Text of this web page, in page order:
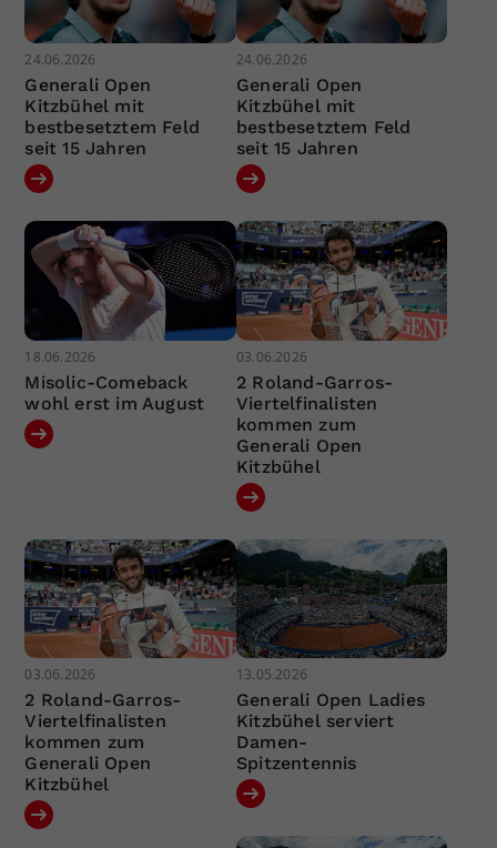
24.06.2026
Generali Open
Kitzbühel mit
bestbesetztem Feld
seit 15 Jahren
24.06.2026
Generali Open
Kitzbühel mit
bestbesetztem Feld
seit 15 Jahren
18.06.2026
Misolic-Comeback
wohl erst im August
03.06.2026
2 Roland-Garros-
Viertelfinalisten
kommen zum
Generali Open
Kitzbühel
03.06.2026
2 Roland-Garros-
Viertelfinalisten
kommen zum
Generali Open
Kitzbühel
13.05.2026
Generali Open Ladies
Kitzbühel serviert
Damen-
Spitzentennis